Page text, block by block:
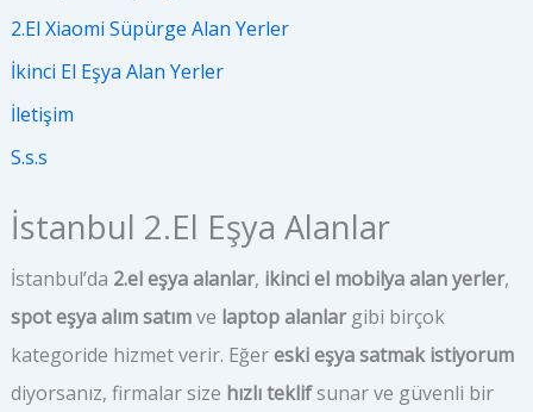
2.El Xiaomi Süpürge Alan Yerler
İkinci El Eşya Alan Yerler
İletişim
S.s.s
İstanbul 2.El Eşya Alanlar
İstanbul’da 2.el eşya alanlar, ikinci el mobilya alan yerler,
spot eşya alım satımve laptop alanlargibi birçok
kategoride hizmet verir. Eğereski eşya satmak istiyorum
diyorsanız, firmalar size hızlı teklifsunar ve güvenli bir